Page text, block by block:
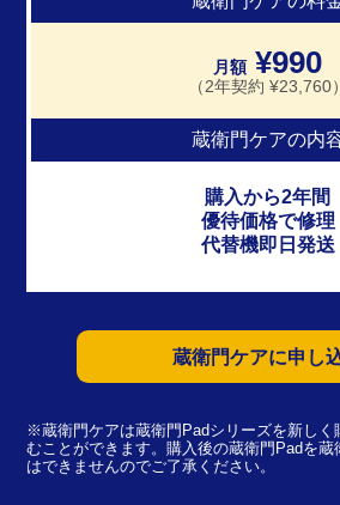
月額¥990
（2年契約 ¥23,760）
蔵衛門ケアの内
購入から2年間
優待価格で修理
代替機即日発送
蔵衛門ケアに申し
※蔵衛門ケアは蔵衛門Padシリーズを新しく
むことができます。購入後の蔵衛門Padを蔵
はできませんのでご了承ください。